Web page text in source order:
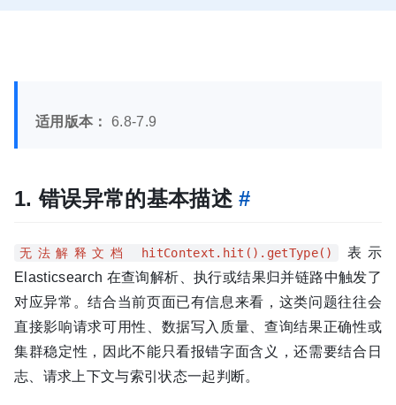
适用版本： 6.8-7.9
1. 错误异常的基本描述#
无法解释文档 hitContext.hit().getType()
表示
Elasticsearch 在查询解析、执行或结果归并链路中触发了
对应异常。结合当前页面已有信息来看，这类问题往往会
直接影响请求可用性、数据写入质量、查询结果正确性或
集群稳定性，因此不能只看报错字面含义，还需要结合日
志、请求上下文与索引状态一起判断。